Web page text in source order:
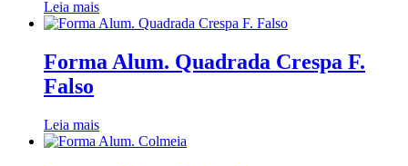
Leia mais
Forma Alum. Quadrada Crespa F.
Falso
Leia mais